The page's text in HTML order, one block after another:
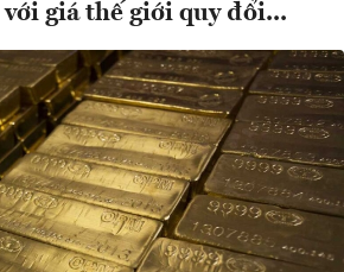
giá thế giới quy đổi...